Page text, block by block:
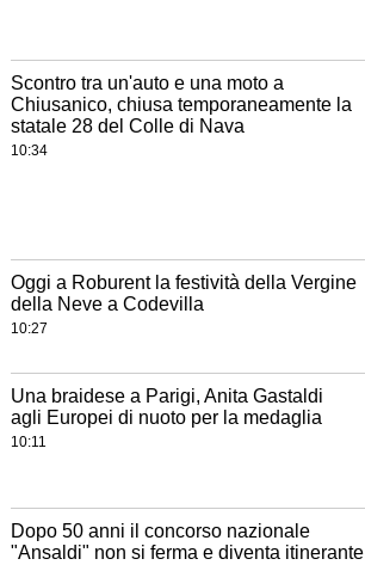
Scontro tra un'auto e una moto a
Chiusanico, chiusa temporaneamente la
statale 28 del Colle di Nava
10:34
Oggi a Roburent la festività della Vergine
della Neve a Codevilla
10:27
Una braidese a Parigi, Anita Gastaldi
agli Europei di nuoto per la medaglia
10:11
Dopo 50 anni il concorso nazionale
"Ansaldi" non si ferma e diventa itinerante